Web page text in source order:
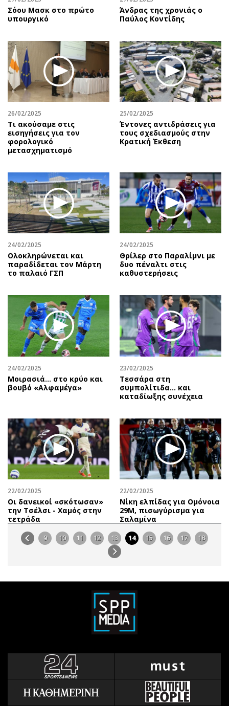
Σόου Μασκ στο πρώτο
υπουργικό
Άνδρας της χρονιάς ο
Παύλος Κοντίδης
26/02/2025
Τι ακούσαμε στις
εισηγήσεις για τον
φορολογικό
μετασχηματισμό
25/02/2025
Έντονες αντιδράσεις για
τους σχεδιασμούς στην
Κρατική Έκθεση
24/02/2025
Ολοκληρώνεται και
παραδίδεται τον Μάρτη
το παλαιό ΓΣΠ
24/02/2025
Θρίλερ στο Παραλίμνι με
δυο πέναλτι στις
καθυστερήσεις
24/02/2025
Μοιρασιά… στο κρύο και
βουβό «Αλφαμέγα»
23/02/2025
Τεσσάρα στη
συμπολίτιδα... και
καταδίωξης συνέχεια
22/02/2025
Οι δανεικοί «σκότωσαν»
την Τσέλσι - Χαμός στην
τετράδα
22/02/2025
Νίκη ελπίδας για Ομόνοια
29Μ, πισωγύρισμα για
Σαλαμίνα
9 10 11 12 13 14 15 16 17 18